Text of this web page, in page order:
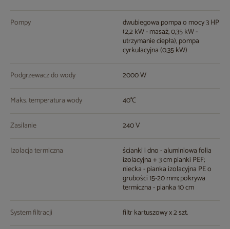
Pompy dwubiegowa pompa o mocy 3 HP
(2,2 kW - masaż, 0,35 kW -
utrzymanie ciepła), pompa
cyrkulacyjna (0,35 kW)
Podgrzewacz do wody 2000 W
Maks. temperatura wody 40°C
Zasilanie 240 V
Izolacja termiczna ścianki i dno - aluminiowa folia
izolacyjna + 3 cm pianki PEF;
niecka - pianka izolacyjna PE o
grubości 15-20 mm; pokrywa
termiczna - pianka 10 cm
System filtracji filtr kartuszowy x 2 szt.